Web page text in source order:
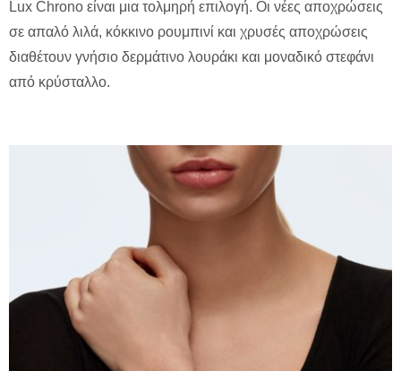
Lux Chrono είναι μια τολμηρή επιλογή. Οι νέες αποχρώσεις
σε απαλό λιλά, κόκκινο ρουμπινί και χρυσές αποχρώσεις
διαθέτουν γνήσιο δερμάτινο λουράκι και μοναδικό στεφάνι
από κρύσταλλο.